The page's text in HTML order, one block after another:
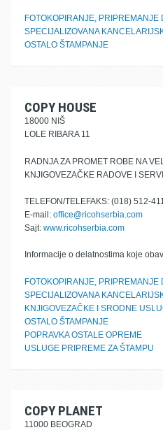
FOTOKOPIRANJE, PRIPREMANJE
SPECIJALIZOVANA
OSTALO ŠTAMPANJE
COPY HOUSE
18000 NIŠ
LOLE RIBARA 11
RADNJA ZA PROMET ROBE NA
KNJIGOVEZAČKE RADOVE I
TELEFON/TELEFAKS: (018) 512-
E-mail: office@ricohserbia.com
Sajt: www.ricohserbia.com
Informacije o delatnostima koje
FOTOKOPIRANJE, PRIPREMANJE
SPECIJALIZOVANA
KNJIGOVEZAČKE I SRODNE
OSTALO ŠTAMPANJE
POPRAVKA OSTALE OPREME
USLUGE PRIPREME ZA ŠTAMPU
COPY PLANET
11000 BEOGRAD